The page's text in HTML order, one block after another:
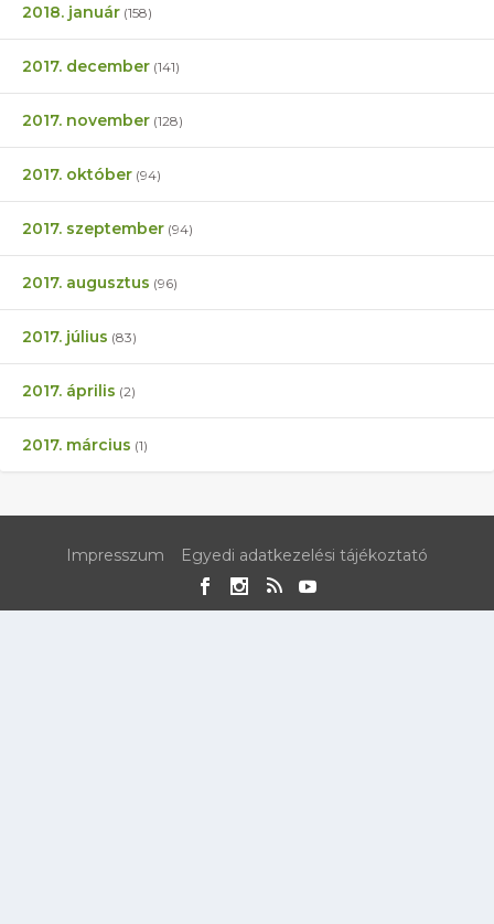
2018. január (158)
2017. december (141)
2017. november (128)
2017. október (94)
2017. szeptember (94)
2017. augusztus (96)
2017. július (83)
2017. április (2)
2017. március (1)
Impresszum Egyedi adatkezelési tájékoztató